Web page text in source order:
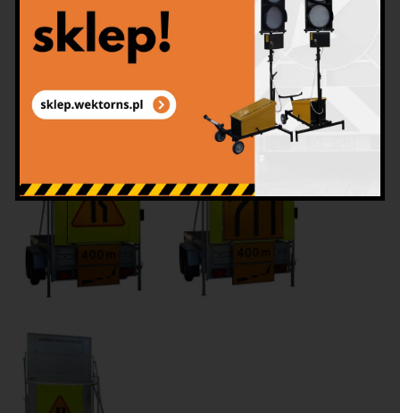
akumulatory
konstrukcja do przewozu tablic
wolnostojących U27